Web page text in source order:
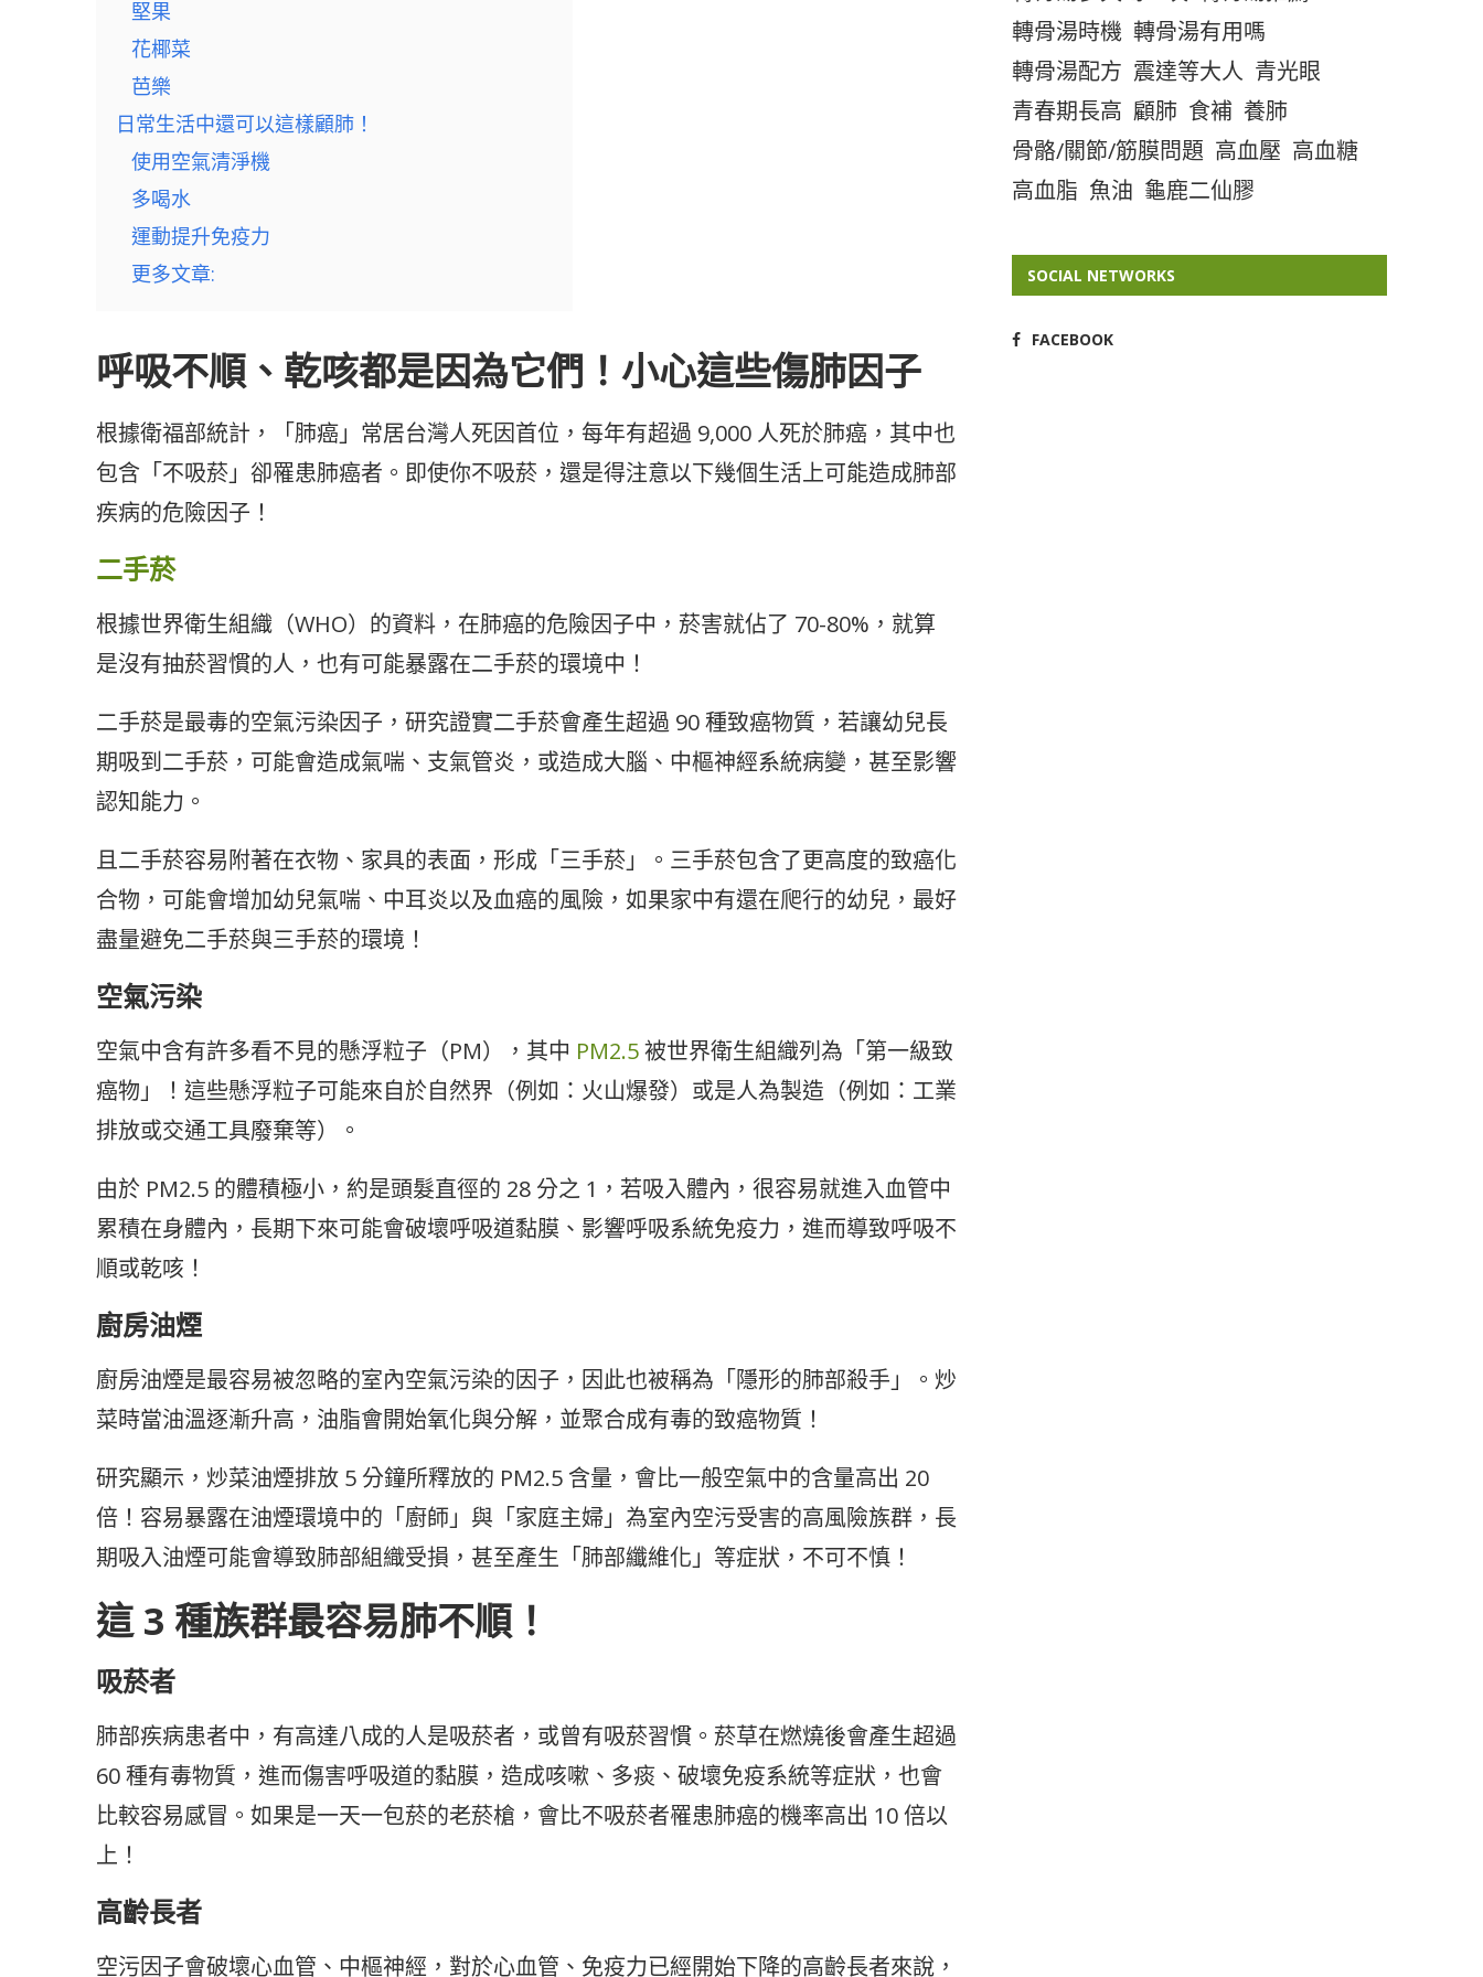
堅果
花椰菜
芭樂
日常生活中還可以這樣顧肺！
使用空氣清淨機
多喝水
運動提升免疫力
更多文章:
呼吸不順、乾咳都是因為它們！小心這些傷肺因子
根據衛福部統計，「肺癌」常居台灣人死因首位，每年有超過 9,000 人死於肺癌，其中也
包含「不吸菸」卻罹患肺癌者。即使你不吸菸，還是得注意以下幾個生活上可能造成肺部
疾病的危險因子！
二手菸
根據世界衛生組織（WHO）的資料，在肺癌的危險因子中，菸害就佔了 70-80%，就算
是沒有抽菸習慣的人，也有可能暴露在二手菸的環境中！
二手菸是最毒的空氣污染因子，研究證實二手菸會產生超過 90 種致癌物質，若讓幼兒長
期吸到二手菸，可能會造成氣喘、支氣管炎，或造成大腦、中樞神經系統病變，甚至影響
認知能力。
且二手菸容易附著在衣物、家具的表面，形成「三手菸」。三手菸包含了更高度的致癌化
合物，可能會增加幼兒氣喘、中耳炎以及血癌的風險，如果家中有還在爬行的幼兒，最好
盡量避免二手菸與三手菸的環境！
空氣污染
空氣中含有許多看不見的懸浮粒子（PM），其中 PM2.5被世界衛生組織列為「第一級致
癌物」！這些懸浮粒子可能來自於自然界（例如：火山爆發）或是人為製造（例如：工業
排放或交通工具廢棄等）。
由於 PM2.5 的體積極小，約是頭髮直徑的 28 分之 1，若吸入體內，很容易就進入血管中
累積在身體內，長期下來可能會破壞呼吸道黏膜、影響呼吸系統免疫力，進而導致呼吸不
順或乾咳！
廚房油煙
廚房油煙是最容易被忽略的室內空氣污染的因子，因此也被稱為「隱形的肺部殺手」。炒
菜時當油溫逐漸升高，油脂會開始氧化與分解，並聚合成有毒的致癌物質！
研究顯示，炒菜油煙排放 5 分鐘所釋放的 PM2.5 含量，會比一般空氣中的含量高出 20
倍！容易暴露在油煙環境中的「廚師」與「家庭主婦」為室內空污受害的高風險族群，長
期吸入油煙可能會導致肺部組織受損，甚至產生「肺部纖維化」等症狀，不可不慎！
這 3 種族群最容易肺不順！
吸菸者
肺部疾病患者中，有高達八成的人是吸菸者，或曾有吸菸習慣。菸草在燃燒後會產生超過
60 種有毒物質，進而傷害呼吸道的黏膜，造成咳嗽、多痰、破壞免疫系統等症狀，也會
比較容易感冒。如果是一天一包菸的老菸槍，會比不吸菸者罹患肺癌的機率高出 10 倍以
上！
高齡長者
空污因子會破壞心血管、中樞神經，對於心血管、免疫力已經開始下降的高齡長者來說，
轉骨湯時機 轉骨湯有用嗎
轉骨湯配方 震達等大人 青光眼
青春期長高 顧肺 食補 養肺
骨骼/關節/筋膜問題 高血壓 高血糖
高血脂 魚油 龜鹿二仙膠
SOCIAL NETWORKS
FACEBOOK